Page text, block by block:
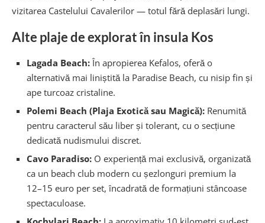
vizitarea Castelului Cavalerilor — totul fără deplasări lungi.
Alte plaje de explorat în insula Kos
Lagada Beach:În apropierea Kefalos, oferă o
alternativă mai liniștită la Paradise Beach, cu nisip fin și
ape turcoaz cristaline.
Polemi Beach (Plaja Exotică sau Magică): Renumită
pentru caracterul său liber și tolerant, cu o secțiune
dedicată nudismului discret.
Cavo Paradiso: O experiență mai exclusivă, organizată
ca un beach club modern cu șezlonguri premium la
12–15 euro per set, încadrată de formațiuni stâncoase
spectaculoase.